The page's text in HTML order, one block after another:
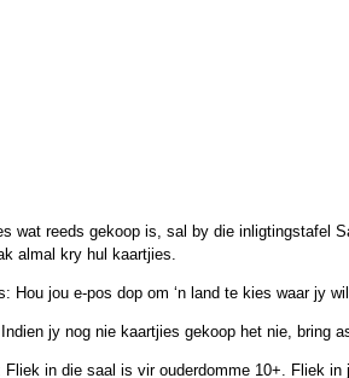
wat reeds gekoop is, sal by die inligtingstafel
almal kry hul kaartjies.
Hou jou e-pos dop om ‘n land te kies waar jy
jy nog nie kaartjies gekoop het nie, bring
Fliek in die saal is vir ouderdomme 10+. Fliek